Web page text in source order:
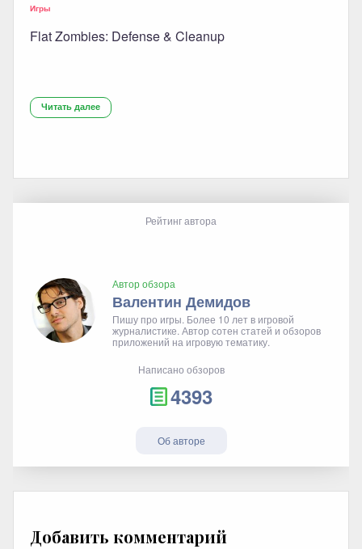
Игры
Flat Zombies: Defense & Cleanup
Читать далее
Рейтинг автора
Автор обзора
Валентин Демидов
Пишу про игры. Более 10 лет в игровой
журналистике. Автор сотен статей и обзоров
приложений на игровую тематику.
Написано обзоров
4393
Об авторе
Добавить комментарий